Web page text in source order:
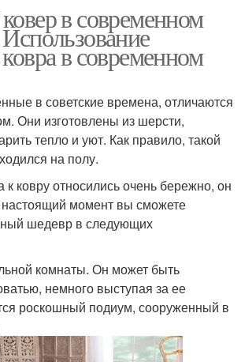
в современном
ковра в современном
в советские времена, отличаются
Они изготовлены из шерсти,
тепло и уют. Как правило, такой
на полу.
ковру относились очень бережно, он
настоящий момент вы сможете
шедевр в следующих
комнаты. Он может быть
немного выступая за ее
роскошный подиум, сооруженный в